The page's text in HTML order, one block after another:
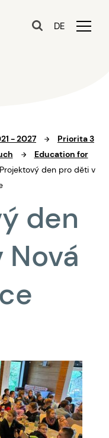
DE
- 2027
Priorita 3
Education for
Projektový den pro děti v
den